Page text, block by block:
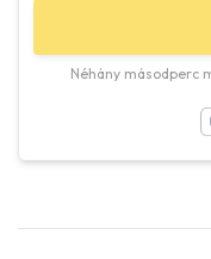
Néhány másodperc